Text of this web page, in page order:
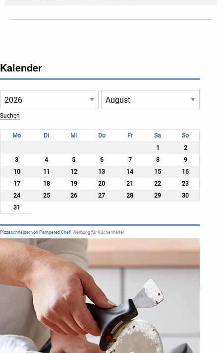
Kalender
Mo Di Mi Do Fr Sa
So
1
2
3
4 5 6 7 8
9
10
11 12 13 14 15
16
17
18 19 20 21 22
23
24
25 26 27 28 29
30
31
Pizzaschneider von Pampered Chef | Werbung für Küchenhelfer